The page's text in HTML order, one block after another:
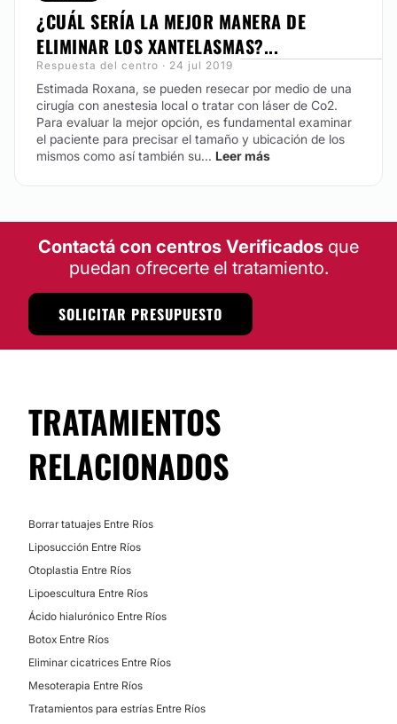
DERMATOLOGÍA ESTÉTICA
Eliminar cicatrices
Lunares
Verrugas
Rosácea
Tratamiento acné
¿CUÁL SERÍA LA MEJOR MANERA DE
ELIMINAR LOS XANTELASMAS?...
Respuesta del centro · 24 jul 2019
Estimada Roxana, se pueden resecar por medio de una
cirugía con anestesia local o tratar con láser de Co2.
Para evaluar la mejor opción, es fundamental examinar
el paciente para precisar el tamaño y ubicación de los
mismos como así también su... Leer más
Contactá con centros Verificados que
puedan ofrecerte el tratamiento.
SOLICITAR PRESUPUESTO
TRATAMIENTOS
RELACIONADOS
Borrar tatuajes Entre Ríos
Liposucción Entre Ríos
Otoplastia Entre Ríos
Lipoescultura Entre Ríos
Ácido hialurónico Entre Ríos
Botox Entre Ríos
Eliminar cicatrices Entre Ríos
Mesoterapia Entre Ríos
Tratamientos para estrías Entre Ríos